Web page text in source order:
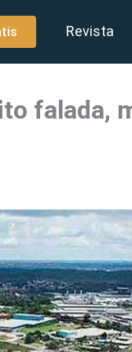
Revista
falada,